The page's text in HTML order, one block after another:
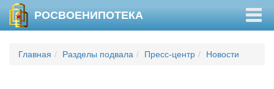
РОСВОЕНИПОТЕКА
Главная Разделы подвала Пресс-центр Новости